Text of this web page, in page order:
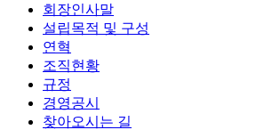
회장인사말
설립목적 및 구성
연혁
조직현황
규정
경영공시
찾아오시는 길